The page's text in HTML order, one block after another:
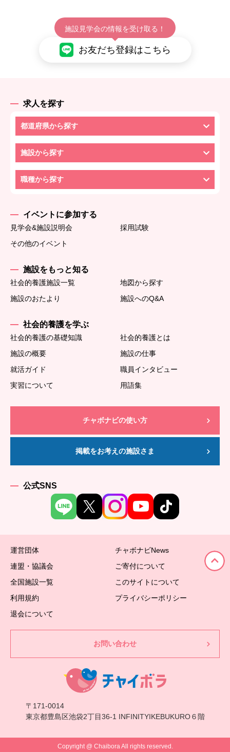
施設見学会の情報を受け取る！
お友だち登録はこちら
求人を探す
都道府県から探す
施設から探す
職種から探す
イベントに参加する
見学会&施設説明会
採用試験
その他のイベント
施設をもっと知る
社会的養護施設一覧
地図から探す
施設のおたより
施設へのQ&A
社会的養護を学ぶ
社会的養護の基礎知識
社会的養護とは
施設の概要
施設の仕事
就活ガイド
職員インタビュー
実習について
用語集
チャボナビの使い方
掲載をお考えの施設さま
公式SNS
運営団体
チャボナビNews
連盟・協議会
ご寄付について
全国施設一覧
このサイトについて
利用規約
プライバシーポリシー
退会について
お問い合わせ
〒171-0014
東京都豊島区池袋2丁目36-1 INFINITYIKEBUKURO６階
Copyright @ Chaibora All rights reserved.